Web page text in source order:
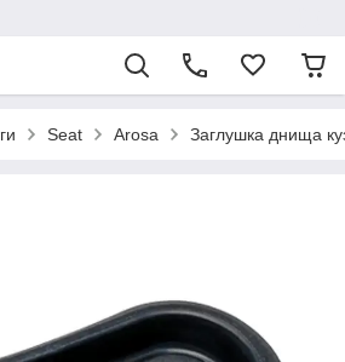
Seat Arosa Заглушка днища